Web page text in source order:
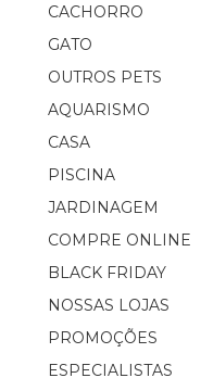
CACHORRO
GATO
OUTROS PETS
AQUARISMO
CASA
PISCINA
JARDINAGEM
COMPRE ONLINE
BLACK FRIDAY
NOSSAS LOJAS
PROMOÇÕES
ESPECIALISTAS